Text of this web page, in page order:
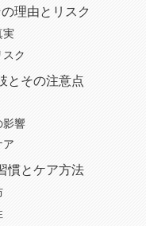
理由とリスク
実
ク
とその注意点
影響
ア
慣とケア方法